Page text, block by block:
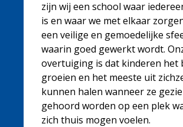
zijn wij een school waar
is en waar we met elkaar
een veilige en gemoedelijke
waarin goed gewerkt wordt.
overtuiging is dat kinderen het
groeien en het meeste uit
kunnen halen wanneer ze
gehoord worden op een plek
zich thuis mogen voelen.